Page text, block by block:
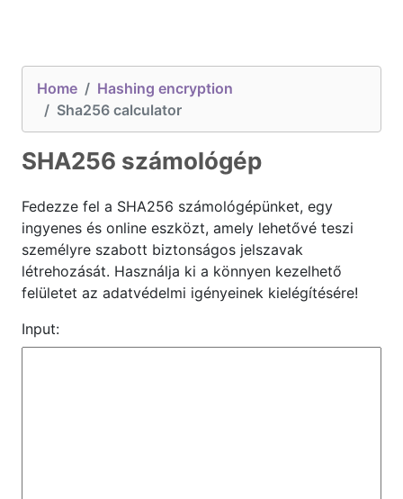
Home
Hashing encryption
Sha256 calculator
SHA256 számológép
Fedezze fel a SHA256 számológépünket, egy
ingyenes és online eszközt, amely lehetővé teszi
személyre szabott biztonságos jelszavak
létrehozását. Használja ki a könnyen kezelhető
felületet az adatvédelmi igényeinek kielégítésére!
Input: